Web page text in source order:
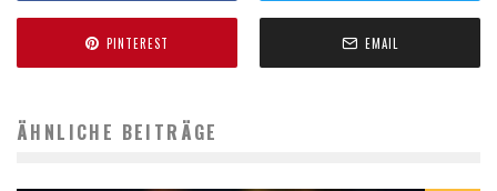
PINTEREST EMAIL
ÄHNLICHE BEITRÄGE